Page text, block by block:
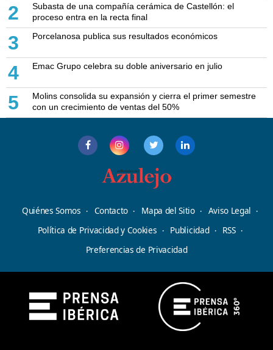
2
Subasta de una compañía cerámica de Castellón: el
proceso entra en la recta final
3 Porcelanosa publica sus resultados económicos
4 Emac Grupo celebra su doble aniversario en julio
5
Molins consolida su expansión y cierra el primer semestre
con un crecimiento de ventas del 50%
Quiénes Somos Contacto Mapa del Sitio
Aviso Legal
Política de Privacidad y Cookies
Publicidad
RSS
Preferencias de Privacidad